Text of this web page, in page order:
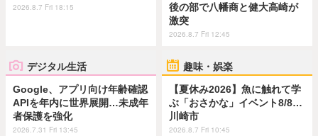
2026.8.7 Fri 18:15
後の部で八幡商と健大高崎が
激突
2026.8.7 Fri 12:45
デジタル生活
Google、アプリ向け年齢確認
APIを年内に世界展開…未成年
者保護を強化
2026.7.31 Fri 13:45
趣味・娯楽
【夏休み2026】魚に触れて学
ぶ「おさかな」イベント8/8…
川崎市
2026.8.7 Fri 10:45